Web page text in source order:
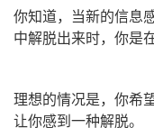
你知道，当新的信息
中解脱出来时，你是
理想的情况是，你希
让你感到一种解脱。